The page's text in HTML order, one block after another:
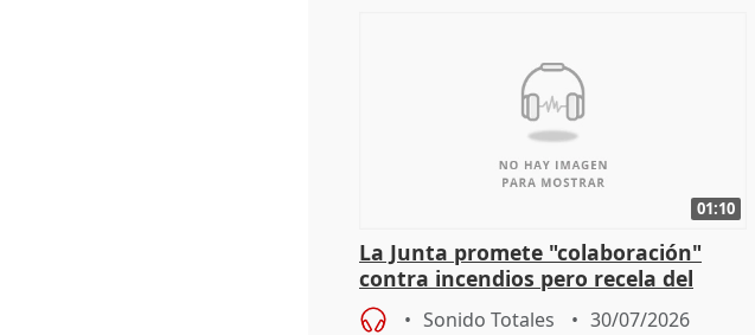
01:10
La Junta promete "colaboración"
contra incendios pero recela del
pacto de Estado de Sánchez
Sonido Totales 30/07/2026